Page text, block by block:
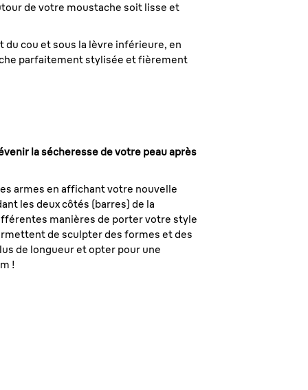
de votre moustache soit lisse et
du cou et sous la lèvre inférieure, en
parfaitement stylisée et fièrement
la sécheresse de votre peau après
armes en affichant votre nouvelle
les deux côtés (barres) de la
manières de porter votre style
de sculpter des formes et des
de longueur et opter pour une
!